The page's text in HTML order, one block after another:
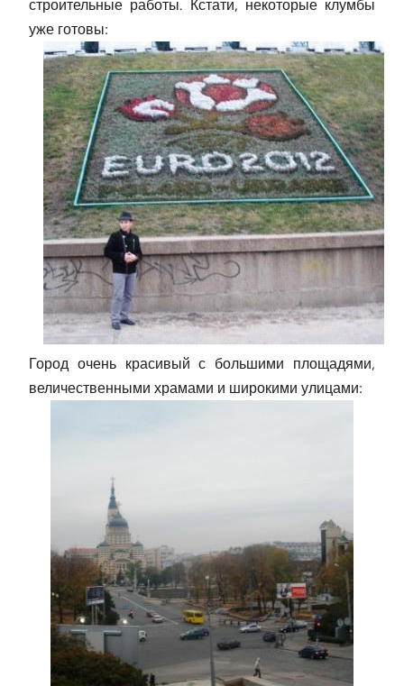
строительные работы. Кстати, некоторые клумбы
уже готовы:
Город очень красивый с большими площадями,
величественными храмами и широкими улицами: